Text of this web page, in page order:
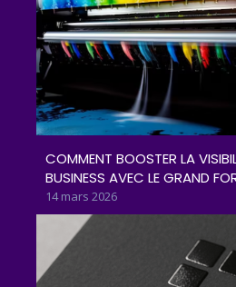
COMMENT BOOSTER LA
BUSINESS AVEC LE GRAND
14 mars 2026